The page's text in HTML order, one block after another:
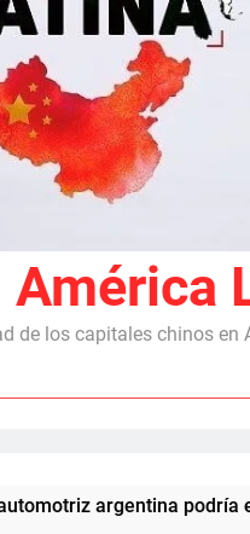
por qué la industria
comercial acumulado de
América
de los capitales chinos en
podría